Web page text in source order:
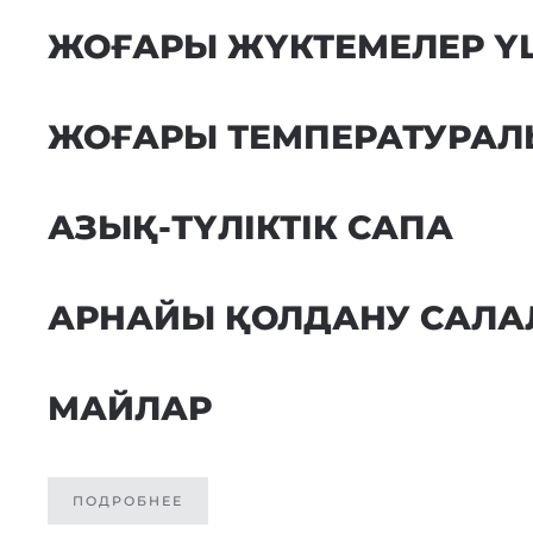
ЖОҒАРЫ ЖҮКТЕМЕЛЕР
ЖОҒАРЫ
АЗЫҚ-ТҮЛІКТІК САПА
АРНАЙЫ ҚОЛДАНУ
МАЙЛАР
ПОДРОБНЕЕ